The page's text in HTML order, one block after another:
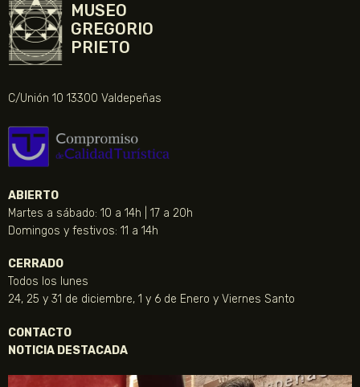
MUSEO
GREGORIO
PRIETO
C/Unión 10 13300 Valdepeñas
ABIERTO
Martes a sábado: 10 a 14h | 17 a 20h
Domingos y festivos: 11 a 14h
CERRADO
Todos los lunes
24, 25 y 31 de diciembre, 1 y 6 de Enero y Viernes Santo
CONTACTO
NOTICIA DESTACADA